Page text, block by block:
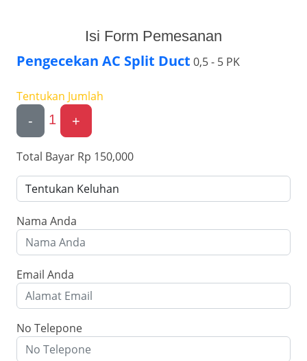
Isi Form Pemesanan
Pengecekan AC Split Duct 0,5 - 5 PK
Tentukan Jumlah
-
1 +
Total Bayar Rp 150,000
Nama Anda
Email Anda
No Telepone